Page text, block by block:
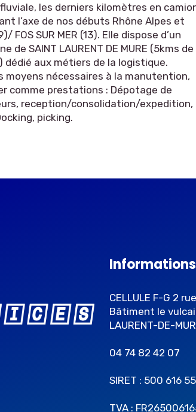
les derniers kilomètres en
l’axe de nos débuts Rhône Alpes et
FOS SUR MER (13). Elle dispose d’un
SAINT LAURENT DE MURE (5kms de
dédié aux métiers de la logistique.
moyens nécessaires à la manutention,
comme prestations : Dépotage de
reception/consolidation/expedition,
picking.
Informations
CELLULE F-G 2
Bâtiment le
LAURENT-DE-
04 74 82 42 07
SIRET : 500 616
TVA :